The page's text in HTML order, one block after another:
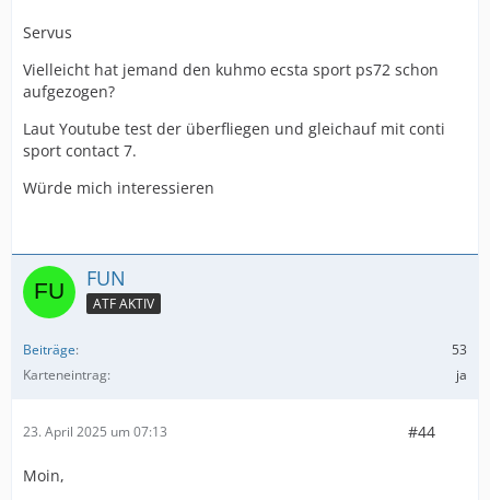
Servus
Vielleicht hat jemand den kuhmo ecsta sport ps72 schon
aufgezogen?
Laut Youtube test der überfliegen und gleichauf mit conti
sport contact 7.
Würde mich interessieren
FUN
ATF AKTIV
Beiträge
53
Karteneintrag
ja
23. April 2025 um 07:13 #44
Moin,